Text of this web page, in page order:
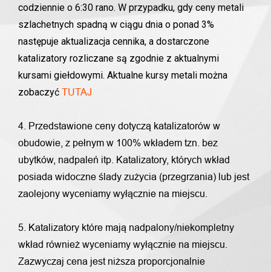
codziennie o 6:30 rano. W przypadku, gdy ceny metali
szlachetnych spadną w ciągu dnia o ponad 3%
następuje aktualizacja cennika, a dostarczone
katalizatory rozliczane są zgodnie z aktualnymi
kursami giełdowymi. Aktualne kursy metali można
zobaczyć TUTAJ
4. Przedstawione ceny dotyczą katalizatorów w
obudowie, z pełnym w 100% wkładem tzn. bez
ubytków, nadpaleń itp. Katalizatory, których wkład
posiada widoczne ślady zużycia (przegrzania) lub jest
zaolejony wyceniamy wyłącznie na miejscu.
5. Katalizatory które mają nadpalony/niekompletny
wkład również wyceniamy wyłącznie na miejscu.
Zazwyczaj cena jest niższa proporcjonalnie